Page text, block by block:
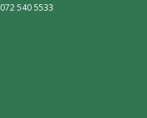
072 540 5533